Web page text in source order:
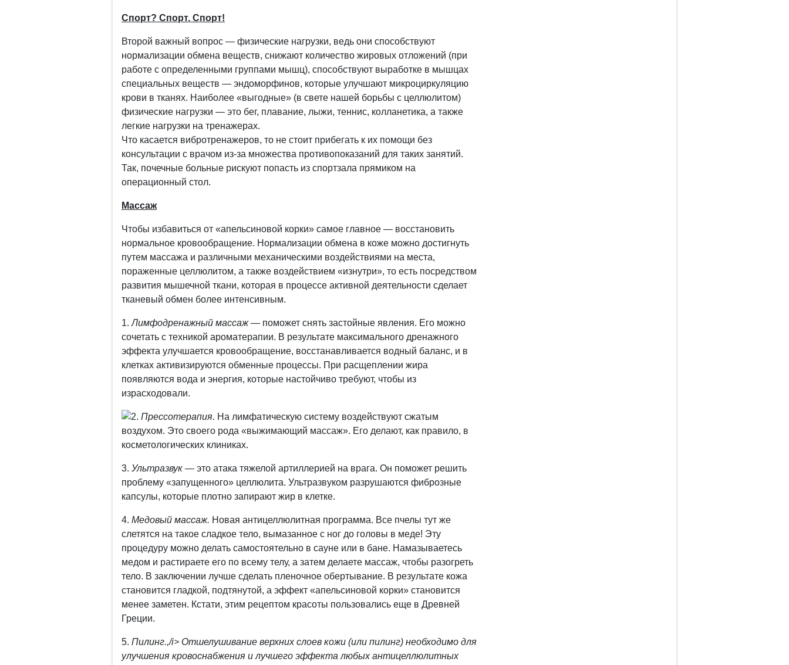
Спорт? Спорт. Спорт!
Второй важный вопрос — физические нагрузки, ведь они способствуют
нормализации обмена веществ, снижают количество жировых отложений (при
работе с определенными группами мышц), способствуют выработке в мышцах
специальных веществ — эндоморфинов, которые улучшают микроциркуляцию
крови в тканях. Наиболее «выгодные» (в свете нашей борьбы с целлюлитом)
физические нагрузки — это бег, плавание, лыжи, теннис, колланетика, а также
легкие нагрузки на тренажерах.
Что касается вибротренажеров, то не стоит прибегать к их помощи без
консультации с врачом из-за множества противопоказаний для таких занятий.
Так, почечные больные рискуют попасть из спортзала прямиком на
операционный стол.
Массаж
Чтобы избавиться от «апельсиновой корки» самое главное — восстановить
нормальное кровообращение. Нормализации обмена в коже можно достигнуть
путем массажа и различными механическими воздействиями на места,
пораженные целлюлитом, а также воздействием «изнутри», то есть посредством
развития мышечной ткани, которая в процессе активной деятельности сделает
тканевый обмен более интенсивным.
1.Лимфодренажный массаж— поможет снять застойные явления. Его можно
сочетать с техникой ароматерапии. В результате максимального дренажного
эффекта улучшается кровообращение, восстанавливается водный баланс, и в
клетках активизируются обменные процессы. При расщеплении жира
появляются вода и энергия, которые настойчиво требуют, чтобы из
израсходовали.
2. Прессотерапия. На лимфатическую систему воздействуют сжатым
воздухом. Это своего рода «выжимающий массаж». Его делают, как правило, в
косметологических клиниках.
3. Ультразвук — это атака тяжелой артиллерией на врага. Он поможет решить
проблему «запущенного» целлюлита. Ультразвуком разрушаются фиброзные
капсулы, которые плотно запирают жир в клетке.
4. Медовый массаж. Новая антицеллюлитная программа. Все пчелы тут же
слетятся на такое сладкое тело, вымазанное с ног до головы в меде! Эту
процедуру можно делать самостоятельно в сауне или в бане. Намазываетесь
медом и растираете его по всему телу, а затем делаете массаж, чтобы разогреть
тело. В заключении лучше сделать пленочное обертывание. В результате кожа
становится гладкой, подтянутой, а эффект «апельсиновой корки» становится
менее заметен. Кстати, этим рецептом красоты пользовались еще в Древней
Греции.
5. Пилинг.,/i> Отшелушивание верхних слоев кожи (или пилинг) необходимо для
улучшения кровоснабжения и лучшего эффекта любых антицеллюлитных